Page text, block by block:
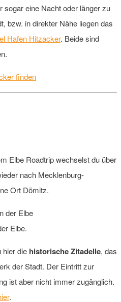
sogar eine Nacht oder länger zu
bzw. in direkter Nähe liegen das
Hafen Hitzacker. Beide sind
finden
Elbe Roadtrip wechselst du über
nach Mecklenburg-
Ort Dömitz.
Elbe.
hier die historische Zitadelle, das
der Stadt. Der Eintritt zur
ist aber nicht immer zugänglich.
.